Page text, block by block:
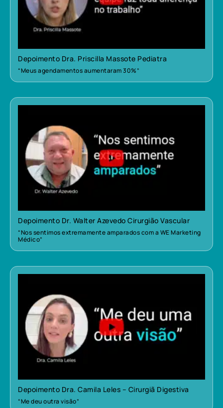
Depoimento Dra. Priscilla Massote Pediatra
“Meus agendamentos aumentaram 30%”
Depoimento Dr. Walter Azevedo Cirurgião Vascular
“Nos sentimos extremamente amparados com a WE Marketing
Médico”
Depoimento Dra. Camila Leles – Cirurgiã Digestiva
“Me deu outra visão”